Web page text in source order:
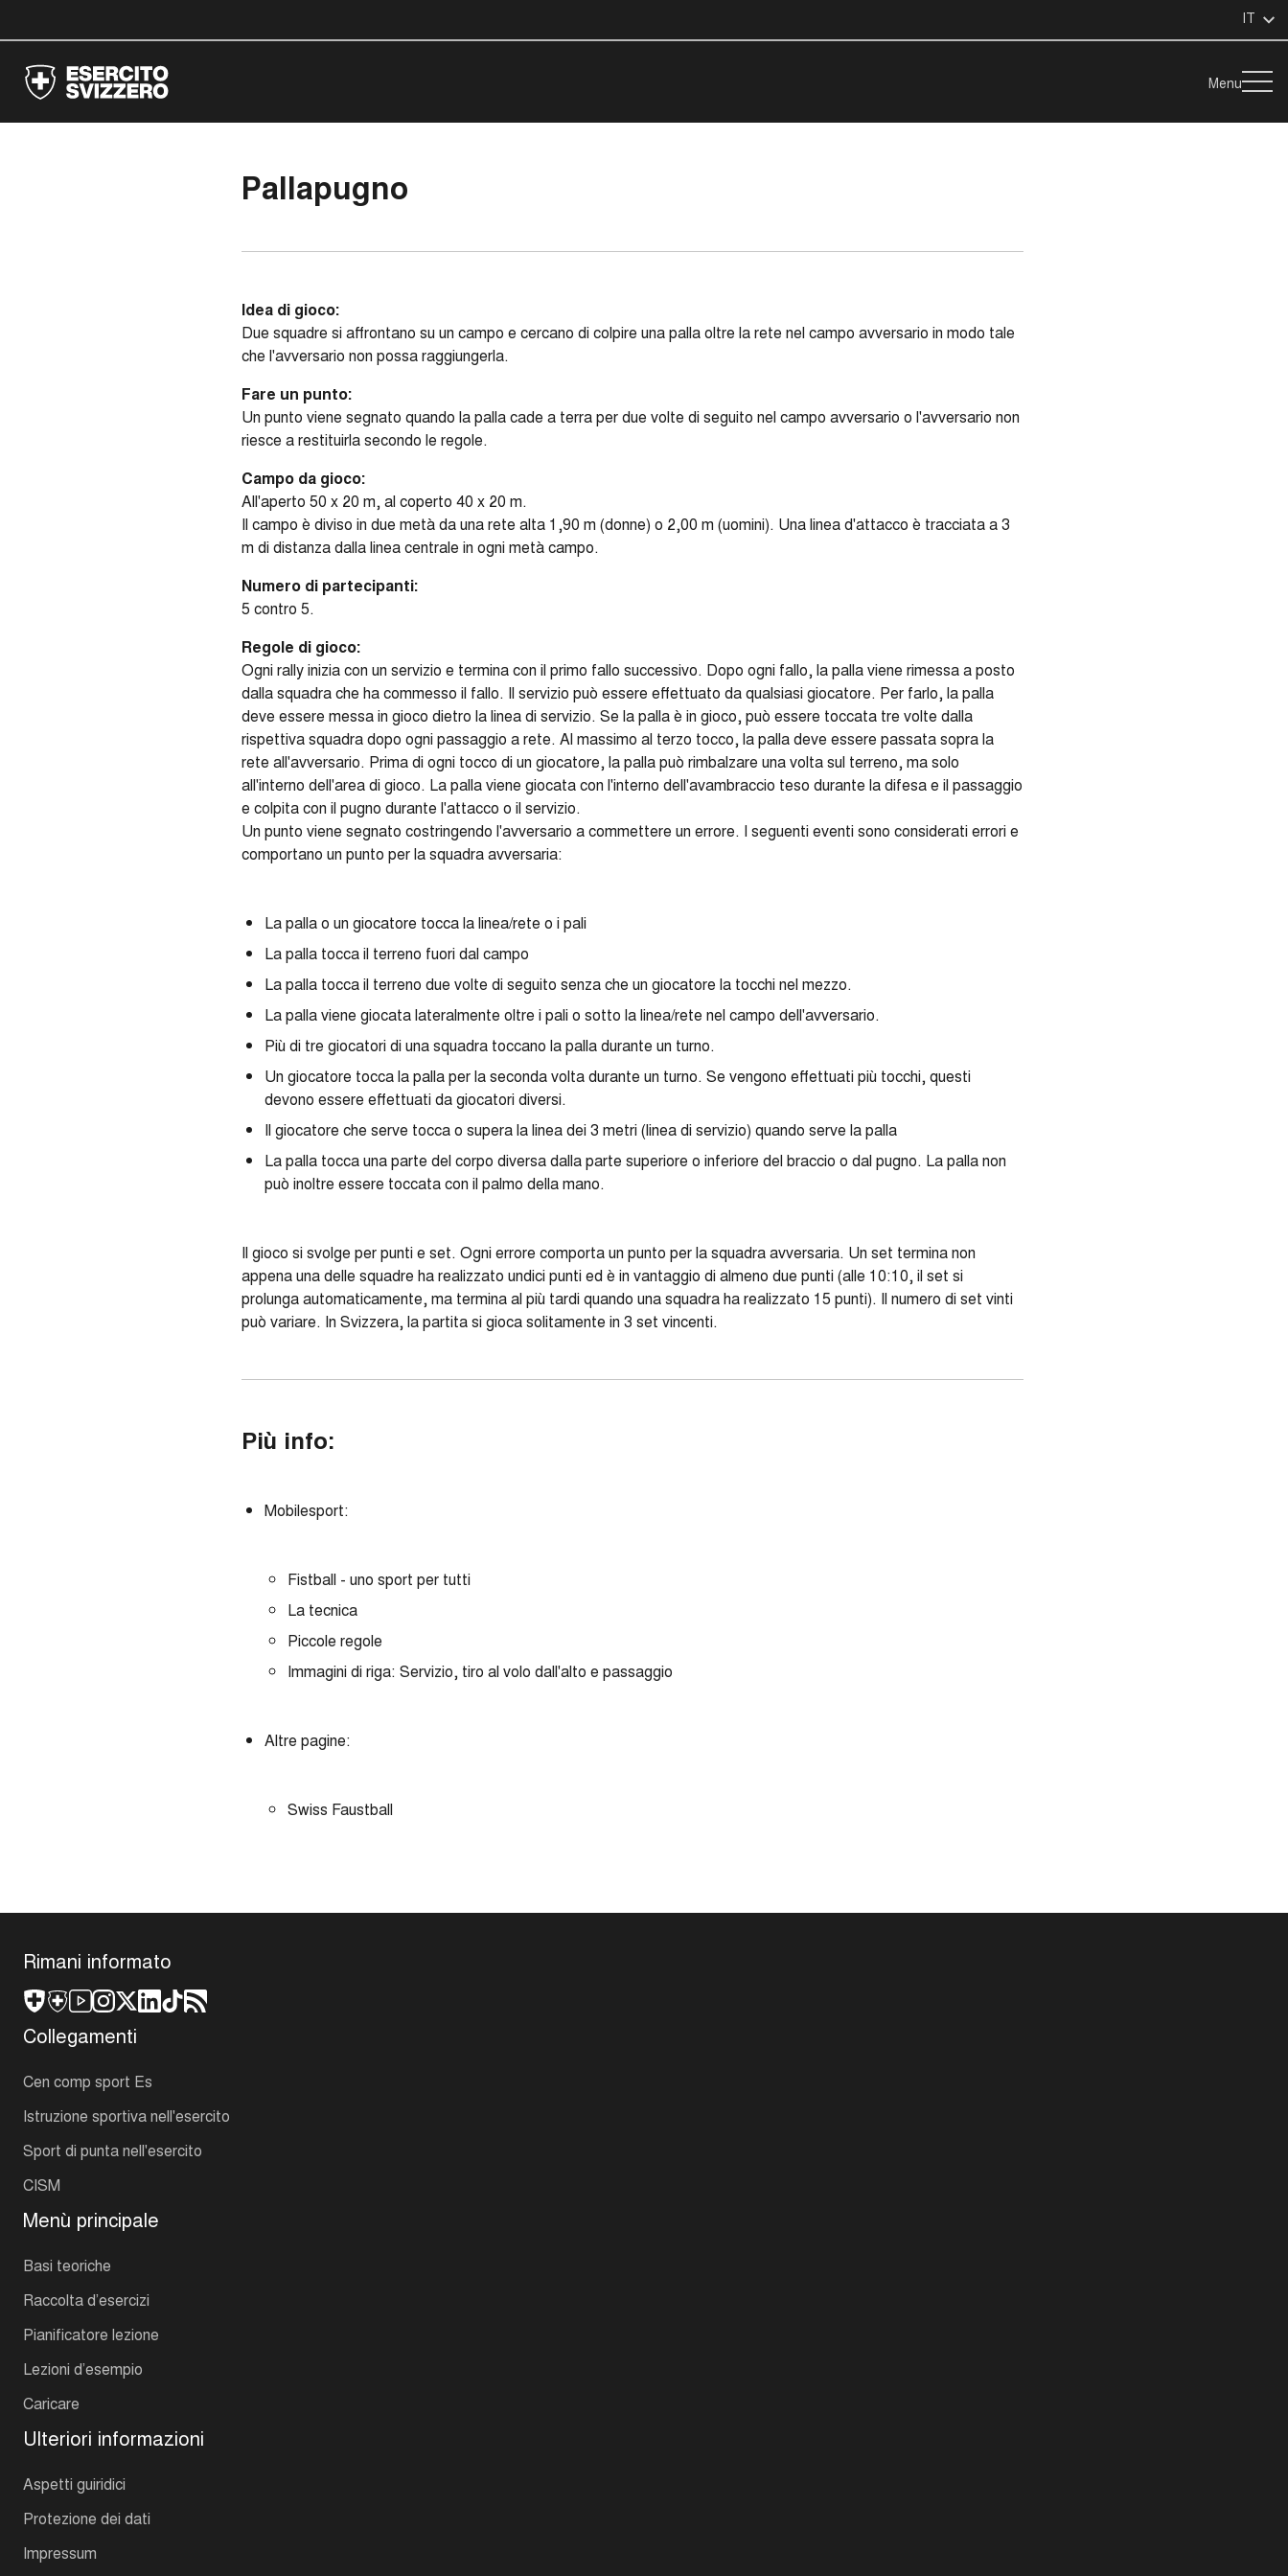
IT
Menu
Pallapugno
Idea di gioco:
Due squadre si affrontano su un campo e cercano di colpire una palla oltre la rete nel campo avversario in modo tale
che l'avversario non possa raggiungerla.
Fare un punto:
Un punto viene segnato quando la palla cade a terra per due volte di seguito nel campo avversario o l'avversario non
riesce a restituirla secondo le regole.
Campo da gioco:
All'aperto 50 x 20 m, al coperto 40 x 20 m.
Il campo è diviso in due metà da una rete alta 1,90 m (donne) o 2,00 m (uomini). Una linea d'attacco è tracciata a 3
m di distanza dalla linea centrale in ogni metà campo.
Numero di partecipanti:
5 contro 5.
Regole di gioco:
Ogni rally inizia con un servizio e termina con il primo fallo successivo. Dopo ogni fallo, la palla viene rimessa a posto
dalla squadra che ha commesso il fallo. Il servizio può essere effettuato da qualsiasi giocatore. Per farlo, la palla
deve essere messa in gioco dietro la linea di servizio. Se la palla è in gioco, può essere toccata tre volte dalla
rispettiva squadra dopo ogni passaggio a rete. Al massimo al terzo tocco, la palla deve essere passata sopra la
rete all'avversario. Prima di ogni tocco di un giocatore, la palla può rimbalzare una volta sul terreno, ma solo
all'interno dell'area di gioco. La palla viene giocata con l'interno dell'avambraccio teso durante la difesa e il passaggio
e colpita con il pugno durante l'attacco o il servizio.
Un punto viene segnato costringendo l'avversario a commettere un errore. I seguenti eventi sono considerati errori e
comportano un punto per la squadra avversaria:
La palla o un giocatore tocca la linea/rete o i pali
La palla tocca il terreno fuori dal campo
La palla tocca il terreno due volte di seguito senza che un giocatore la tocchi nel mezzo.
La palla viene giocata lateralmente oltre i pali o sotto la linea/rete nel campo dell'avversario.
Più di tre giocatori di una squadra toccano la palla durante un turno.
Un giocatore tocca la palla per la seconda volta durante un turno. Se vengono effettuati più tocchi, questi
devono essere effettuati da giocatori diversi.
Il giocatore che serve tocca o supera la linea dei 3 metri (linea di servizio) quando serve la palla
La palla tocca una parte del corpo diversa dalla parte superiore o inferiore del braccio o dal pugno. La palla non
può inoltre essere toccata con il palmo della mano.
Il gioco si svolge per punti e set. Ogni errore comporta un punto per la squadra avversaria. Un set termina non
appena una delle squadre ha realizzato undici punti ed è in vantaggio di almeno due punti (alle 10:10, il set si
prolunga automaticamente, ma termina al più tardi quando una squadra ha realizzato 15 punti). Il numero di set vinti
può variare. In Svizzera, la partita si gioca solitamente in 3 set vincenti.
Più info:
Mobilesport:
Fistball - uno sport per tutti
La tecnica
Piccole regole
Immagini di riga: Servizio, tiro al volo dall'alto e passaggio
Altre pagine:
Swiss Faustball
Rimani informato
Collegamenti
Cen comp sport Es
Istruzione sportiva nell'esercito
Sport di punta nell'esercito
CISM
Menù principale
Basi teoriche
Raccolta d’esercizi
Pianificatore lezione
Lezioni d’esempio
Caricare
Ulteriori informazioni
Aspetti guiridici
Protezione dei dati
Impressum